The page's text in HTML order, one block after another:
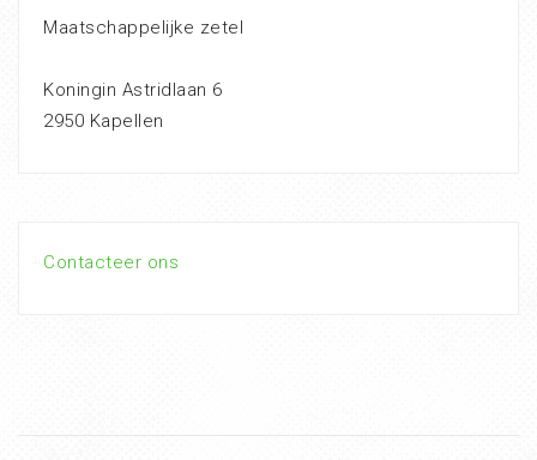
Maatschappelijke zetel
Koningin Astridlaan 6
2950 Kapellen
Contacteer ons